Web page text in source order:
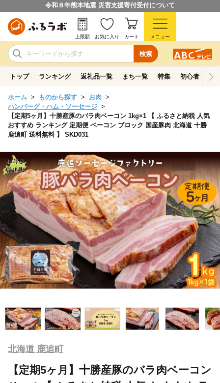
令和８年熊本地震 災害支援寄付受付について
検索
上限額 お気に入り カート メニュー
トップ ランキング 返礼品一覧 まち一覧 特集 初心者ガイド
ホーム ものから探す
お肉
ハンバーグ・ハム・ソーセージ
【定期5ヶ月】十勝産豚のバラ肉ベーコン 1kg×1 【 ふるさと納税 人気
おすすめ ランキング 定期便 ベーコン ブロック 国産豚肉 北海道 十勝
鹿追町 送料無料 】 SKD031
北海道 鹿追町
【定期5ヶ月】十勝産豚のバラ肉ベーコン